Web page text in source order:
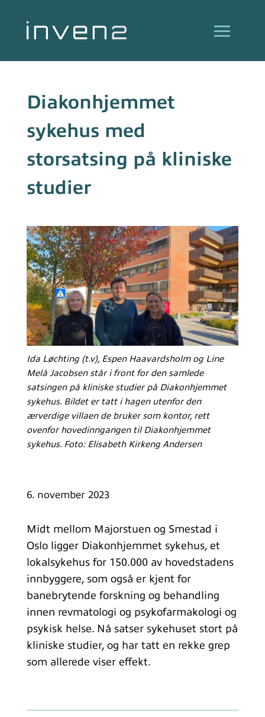
Diakonhjemmet
sykehus med
storsatsing på kliniske
studier
Ida Løchting (t.v), Espen Haavardsholm og Line
Melå Jacobsen står i front for den samlede
satsingen på kliniske studier på Diakonhjemmet
sykehus. Bildet er tatt i hagen utenfor den
ærverdige villaen de bruker som kontor, rett
ovenfor hovedinngangen til Diakonhjemmet
sykehus. Foto: Elisabeth Kirkeng Andersen
6. november 2023
Midt mellom Majorstuen og Smestad i
Oslo ligger Diakonhjemmet sykehus, et
lokalsykehus for 150.000 av hovedstadens
innbyggere, som også er kjent for
banebrytende forskning og behandling
innen revmatologi og psykofarmakologi og
psykisk helse. Nå satser sykehuset stort på
kliniske studier, og har tatt en rekke grep
som allerede viser effekt.